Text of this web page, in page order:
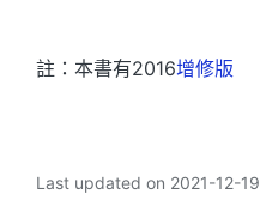
註：本書有2016增修版
Last updated on 2021-12-19